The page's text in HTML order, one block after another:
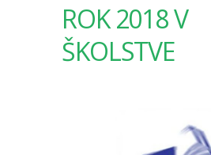
ROK 2018 V
ŠKOLSTVE